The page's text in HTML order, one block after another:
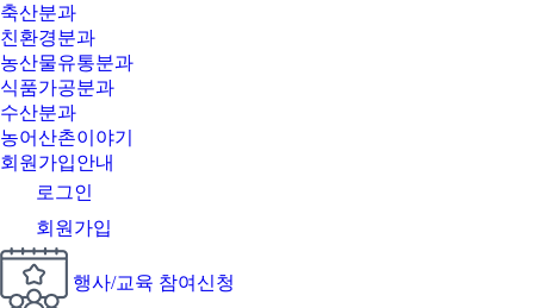
축산분과
친환경분과
농산물유통분과
식품가공분과
수산분과
농어산촌이야기
회원가입안내
로그인
회원가입
행사/교육 참여신청